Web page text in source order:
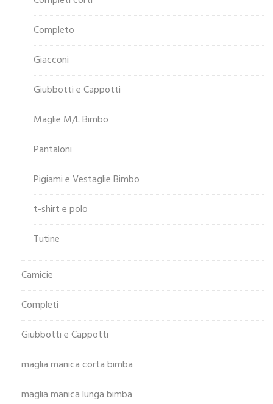
Completo
Giacconi
Giubbotti e Cappotti
Maglie M/L Bimbo
Pantaloni
Pigiami e Vestaglie Bimbo
t-shirt e polo
Tutine
Camicie
Completi
Giubbotti e Cappotti
maglia manica corta bimba
maglia manica lunga bimba